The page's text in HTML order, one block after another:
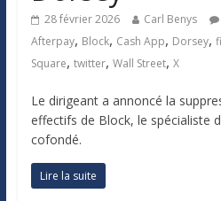
28 février 2026 Carl Benys
Afterpay, Block, Cash App, Dorsey,
Square, twitter, Wall Street, X
Le dirigeant a annoncé la
effectifs de Block, le spécialiste
cofondé.
Lire la suite